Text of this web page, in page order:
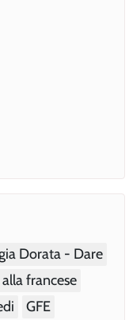
Dorata - Dare
francese
GFE